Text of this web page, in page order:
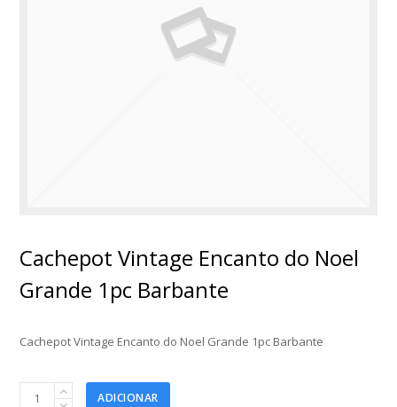
Cachepot Vintage Encanto do Noel
Grande 1pc Barbante
Cachepot Vintage Encanto do Noel Grande 1pc Barbante
Cachepot
ADICIONAR